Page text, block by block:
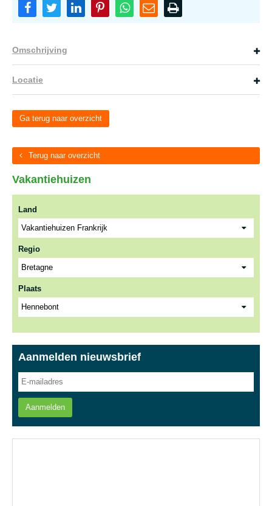
Omschrijving
Locatie
Ga terug naar overzicht
Terug naar overzicht
Vakantiehuizen
Land
Regio
Plaats
Aanmelden nieuwsbrief
Aanmelden